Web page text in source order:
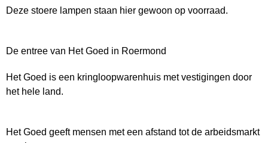
Deze stoere lampen staan hier gewoon op voorraad.
De entree van Het Goed in Roermond
Het Goed is een kringloopwarenhuis met vestigingen door
het hele land.
Het Goed geeft mensen met een afstand tot de arbeidsmarkt